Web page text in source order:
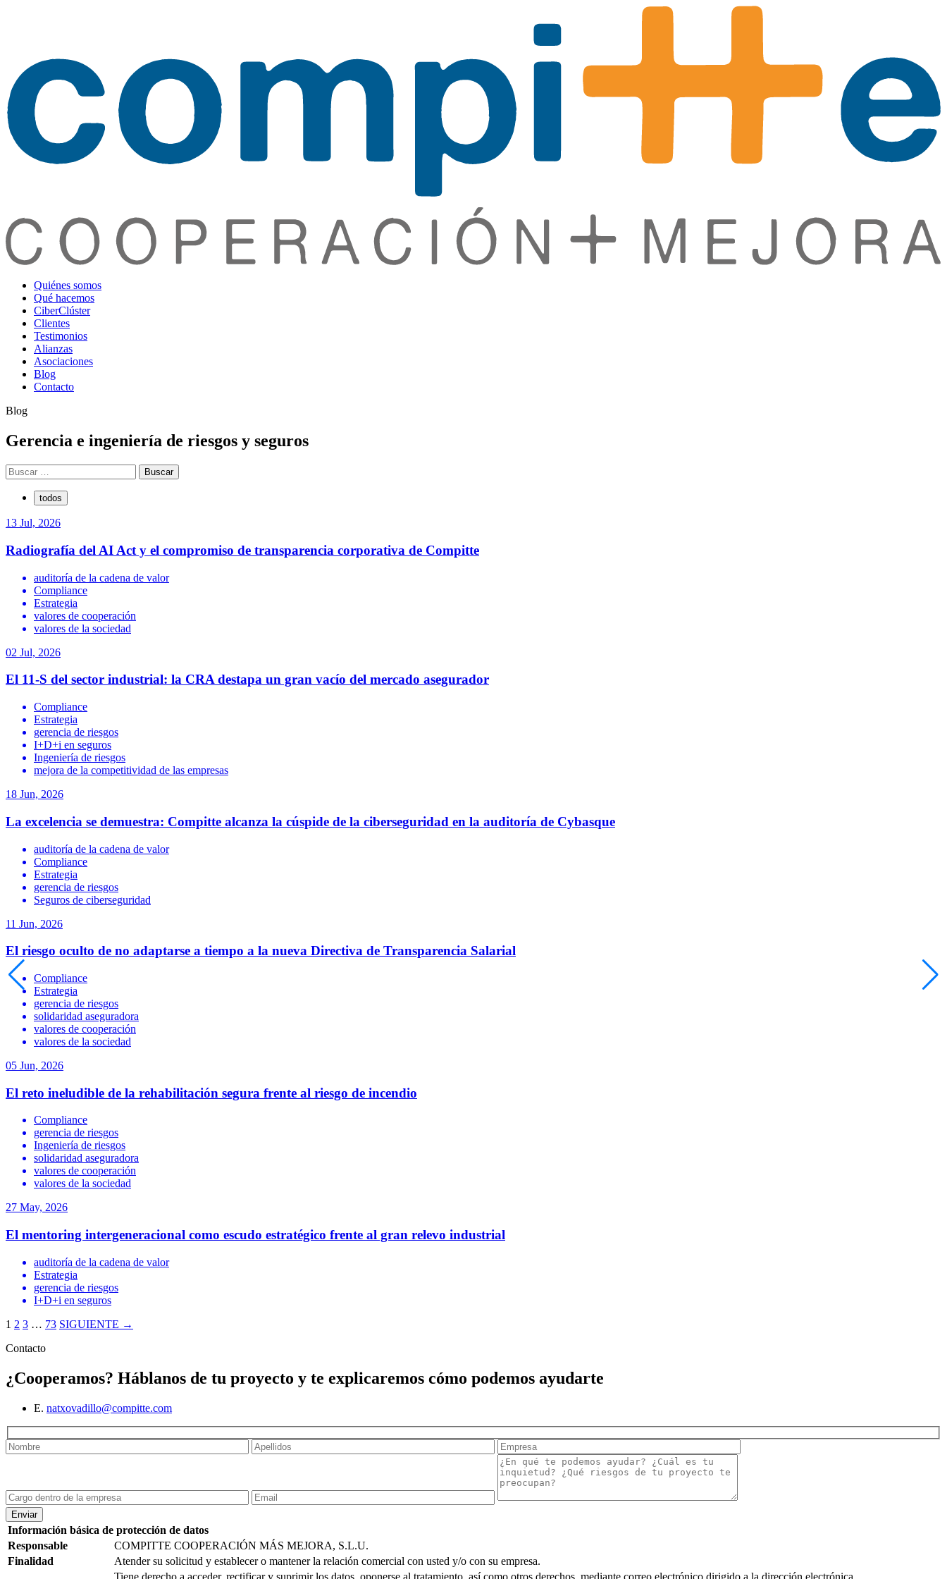
Quiénes somos
Qué hacemos
CiberClúster
Clientes
Testimonios
Alianzas
Asociaciones
Blog
Contacto
Blog
Gerencia e ingeniería de riesgos y seguros
Buscar:
todos
13 Jul, 2026
Radiografía del AI Act y el compromiso de transparencia corporativa de Compitte
auditoría de la cadena de valor
Compliance
Estrategia
valores de cooperación
valores de la sociedad
02 Jul, 2026
El 11-S del sector industrial: la CRA destapa un gran vacío del mercado asegurador
Compliance
Estrategia
gerencia de riesgos
I+D+i en seguros
Ingeniería de riesgos
mejora de la competitividad de las empresas
18 Jun, 2026
La excelencia se demuestra: Compitte alcanza la cúspide de la ciberseguridad en la auditoría de Cybasque
auditoría de la cadena de valor
Compliance
Estrategia
gerencia de riesgos
Seguros de ciberseguridad
11 Jun, 2026
El riesgo oculto de no adaptarse a tiempo a la nueva Directiva de Transparencia Salarial
Compliance
Estrategia
gerencia de riesgos
solidaridad aseguradora
valores de cooperación
valores de la sociedad
05 Jun, 2026
El reto ineludible de la rehabilitación segura frente al riesgo de incendio
Compliance
gerencia de riesgos
Ingeniería de riesgos
solidaridad aseguradora
valores de cooperación
valores de la sociedad
27 May, 2026
El mentoring intergeneracional como escudo estratégico frente al gran relevo industrial
auditoría de la cadena de valor
Estrategia
gerencia de riesgos
I+D+i en seguros
1 2 3 … 73 SIGUIENTE →
Contacto
¿Cooperamos? Háblanos de tu proyecto y te explicaremos cómo podemos ayudarte
E. natxovadillo@compitte.com
Enviar
Información básica de protección de datos
Responsable
COMPITTE COOPERACIÓN MÁS MEJORA, S.L.U.
Finalidad
Atender su solicitud y establecer o mantener la relación comercial con usted y/o con su empresa.